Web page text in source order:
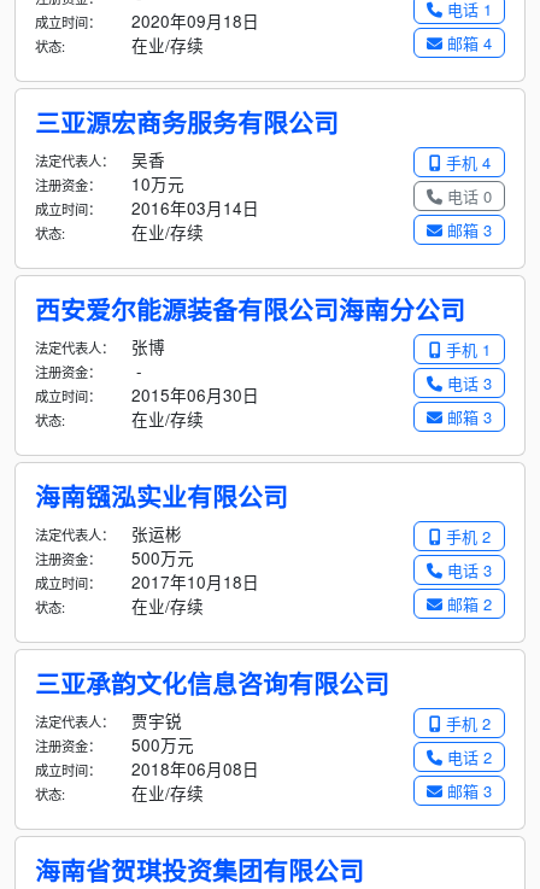
电话 1
邮箱 4
成立时间： 2020年09月18日
状态: 在业/存续
三亚源宏商务服务有限公司
手机 4
电话 0
邮箱 3
法定代表人： 吴香
注册资金： 10万元
成立时间： 2016年03月14日
状态: 在业/存续
西安爱尔能源装备有限公司海南分公司
手机 1
电话 3
邮箱 3
法定代表人： 张博
注册资金： -
成立时间： 2015年06月30日
状态: 在业/存续
海南镪泓实业有限公司
手机 2
电话 3
邮箱 2
法定代表人： 张运彬
注册资金： 500万元
成立时间： 2017年10月18日
状态: 在业/存续
三亚承韵文化信息咨询有限公司
手机 2
电话 2
邮箱 3
法定代表人： 贾宇锐
注册资金： 500万元
成立时间： 2018年06月08日
状态: 在业/存续
海南省贺琪投资集团有限公司